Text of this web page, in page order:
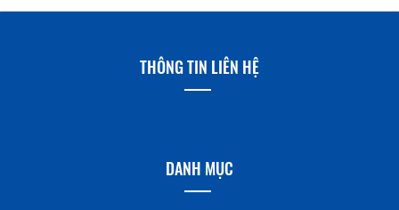
THÔNG TIN LIÊN HỆ
DANH MỤC